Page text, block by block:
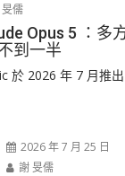
儒
Opus 5 ：多
到一半
於 2026 年 7 月推
2026 年 7 月 25 日
謝 旻儒